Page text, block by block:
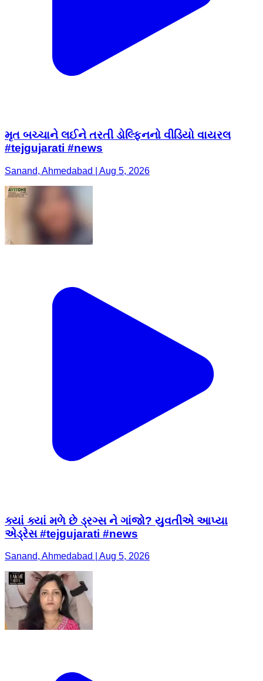
મૃત બચ્ચાને લઈને તરતી ડોલ્ફિનનો વીડિયો વાયરલ
#tejgujarati #news
Sanand, Ahmedabad | Aug 5, 2026
ક્યાં ક્યાં મળે છે ડ્રગ્સ ને ગાંજો? યુવતીએ આપ્યા
એડ્રેસ #tejgujarati #news
Sanand, Ahmedabad | Aug 5, 2026